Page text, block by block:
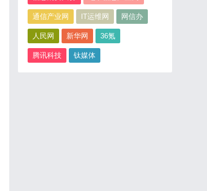
通信产业网 IT运维网 网信办
人民网 新华网 36氪
腾讯科技 钛媒体